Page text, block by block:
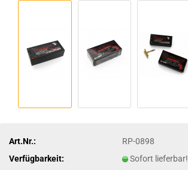
Art.Nr.:
RP-0898
Verfügbarkeit:
Sofort lieferbar!